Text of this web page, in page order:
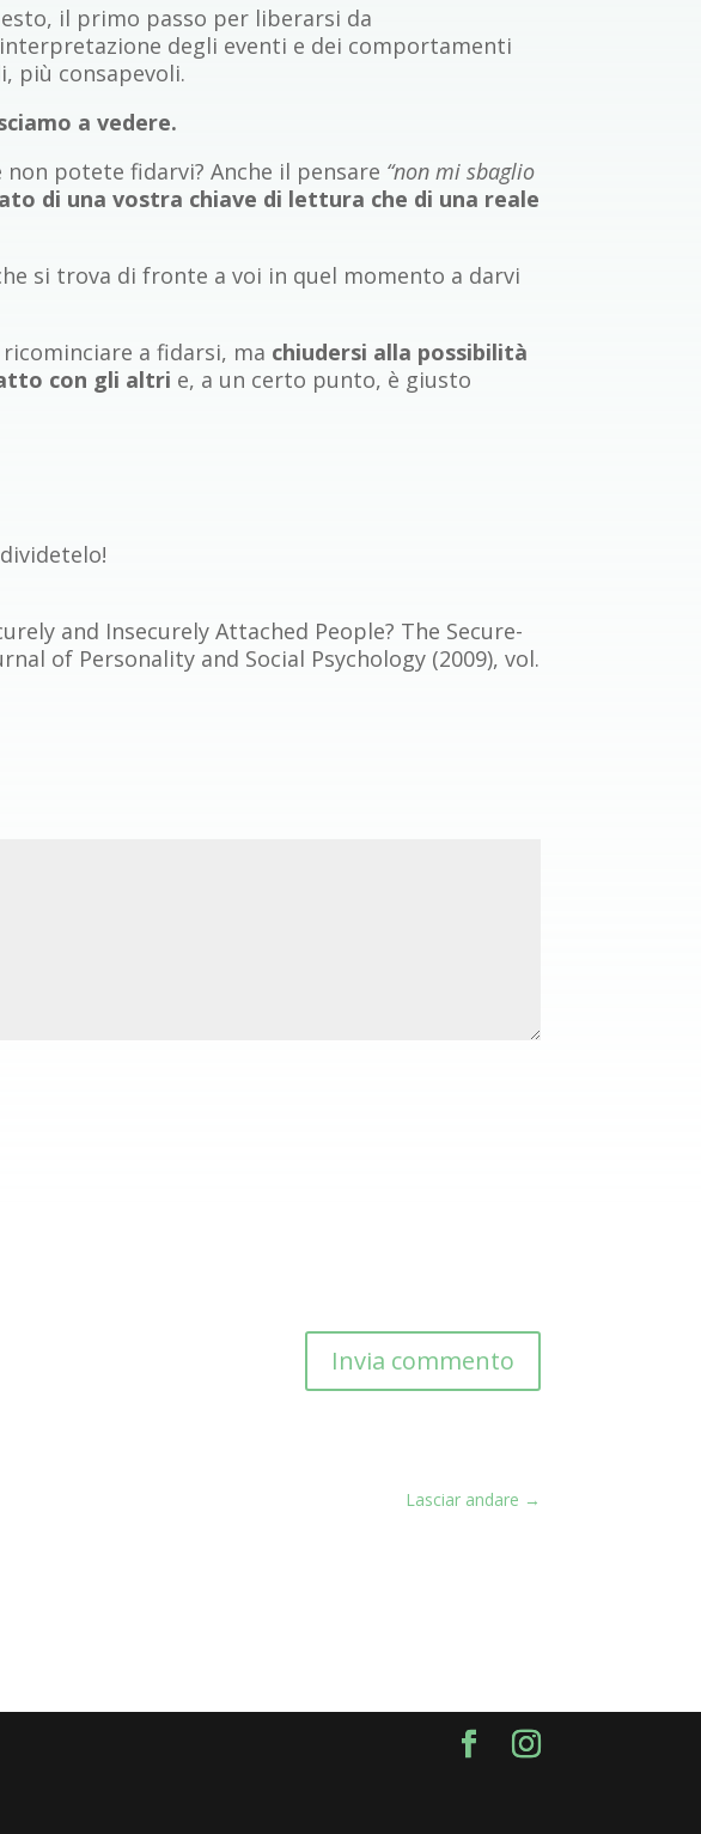
il primo passo per liberarsi da
degli eventi e dei comportamenti
più consapevoli.
a vedere.
potete fidarvi? Anche il pensare “non mi sbaglio
di una vostra chiave di lettura che di una reale
si trova di fronte a voi in quel momento a darvi
a fidarsi, ma chiudersi alla possibilità
con gli altri e, a un certo punto, è giusto
and Insecurely Attached People? The Secure-
of Personality and Social Psychology (2009), vol.
Invia commento
Lasciar andare →